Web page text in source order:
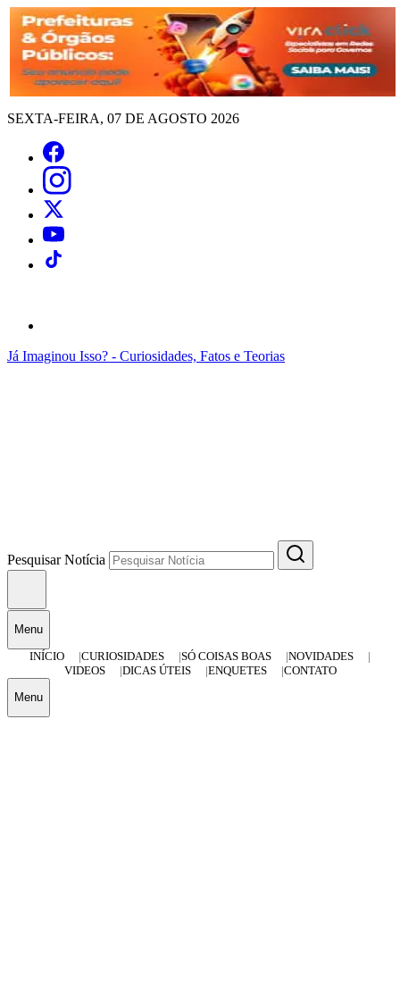
SEXTA-FEIRA, 07 DE AGOSTO 2026
Já Imaginou Isso? - Curiosidades, Fatos e Teorias
Pesquisar Notícia
Menu
INÍCIO
CURIOSIDADES SÓ COISAS BOAS
NOVIDADES
VIDEOS
DICAS ÚTEIS ENQUETES CONTATO
Menu